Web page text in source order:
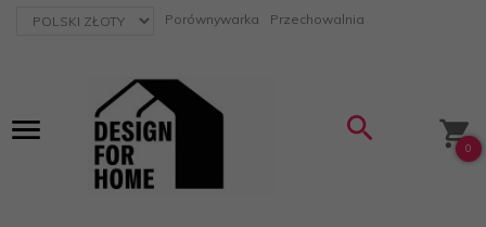
currency_h Porównywarka Przechowalnia
0